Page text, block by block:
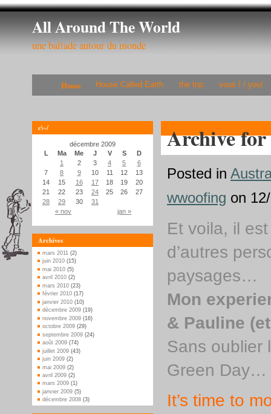
All Around The World
une ballade autour du monde
Home House Called Earth the trip vous ! / you!
c\~/
décembre 2009
L
Ma Me J V S D
« nov jan »
1 2 3 4 5
6
7
8 9 10 11 12
13
14
15 16 17 18 19
20
21
22 23 24 25 26
27
28
29 30 31
Archives
mars 2011 (2)
juin 2010 (15)
mai 2010 (5)
avril 2010 (2)
mars 2010 (23)
février 2010 (17)
janvier 2010 (10)
décembre 2009 (19)
novembre 2009 (16)
octobre 2009 (29)
septembre 2009 (24)
août 2009 (74)
juillet 2009 (43)
juin 2009 (2)
mai 2009 (2)
avril 2009 (2)
mars 2009 (1)
janvier 2009 (5)
décembre 2008 (3)
Archive for
Posted in
wwoofing on
Et voila, il
d’autres
paysages…
Mon
& Pauline
Sans oublier
Green Day…
It’s time to